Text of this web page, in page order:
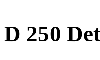
D 250